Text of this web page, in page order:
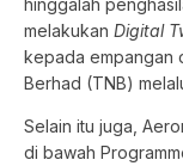
melakukan Digital
kepada empangan
Berhad (TNB)
Selain itu juga,
di bawah